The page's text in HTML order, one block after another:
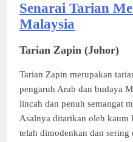
Senarai Tarian
Malaysia
Tarian Zapin (Johor)
Tarian Zapin merupakan
pengaruh Arab dan budaya
lincah dan penuh semangat
Asalnya ditarikan oleh kaum
telah dimodenkan dan sering